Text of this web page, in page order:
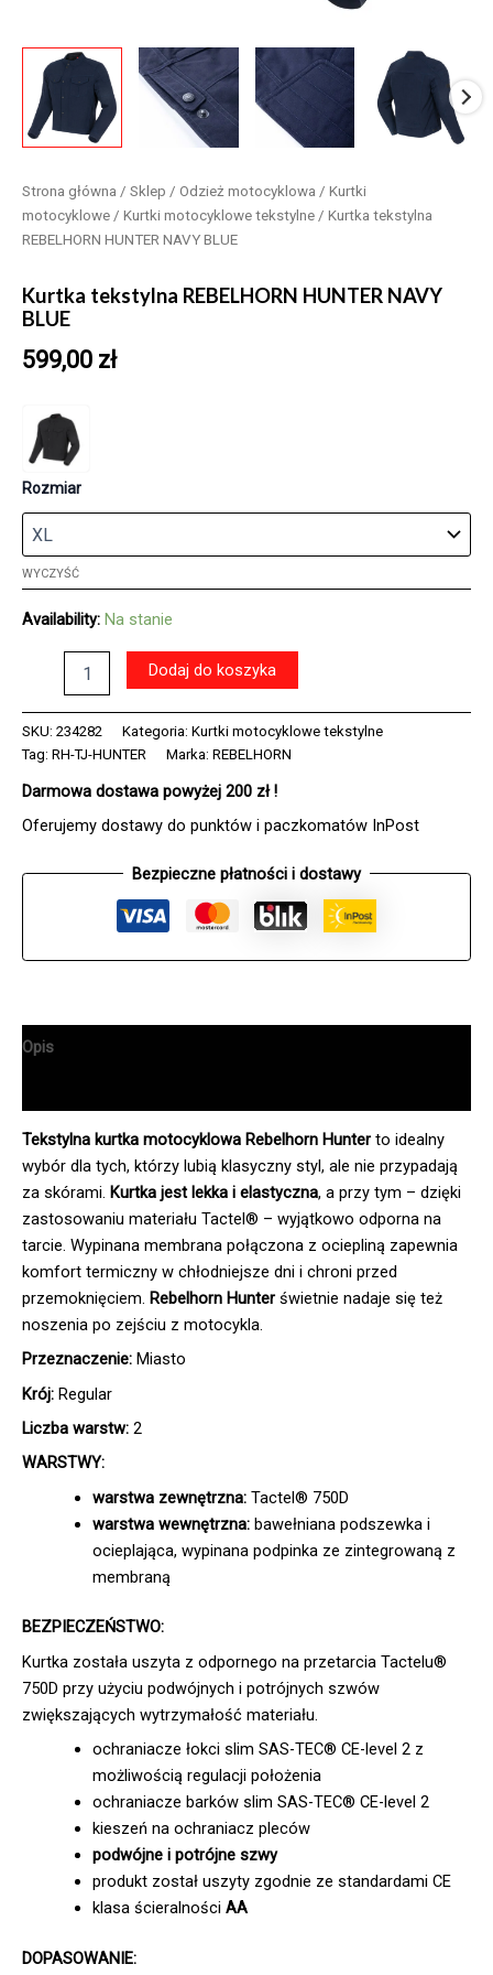
Strona główna / Sklep / Odzież motocyklowa / Kurtki
motocyklowe / Kurtki motocyklowe tekstylne / Kurtka tekstylna
REBELHORN HUNTER NAVY BLUE
Kurtka tekstylna REBELHORN HUNTER NAVY
BLUE
599,00 zł
Rozmiar
WYCZYŚĆ
Availability: Na stanie
REBELHORN
HUNTER
BLUE
Dodaj do koszyka
SKU: 234282 Kategoria: Kurtki motocyklowe tekstylne
Tag: RH-TJ-HUNTER Marka: REBELHORN
Darmowa dostawa powyżej 200 zł !
Oferujemy dostawy do punktów i paczkomatów InPost
Bezpieczne płatności i dostawy
Opis
Tekstylna kurtka motocyklowa Rebelhorn Hunter to idealny
wybór dla tych, którzy lubią klasyczny styl, ale nie przypadają
za skórami. Kurtka jest lekka i elastyczna, a przy tym – dzięki
zastosowaniu materiału Tactel® – wyjątkowo odporna na
tarcie. Wypinana membrana połączona z ociepliną zapewnia
komfort termiczny w chłodniejsze dni i chroni przed
przemoknięciem. Rebelhorn Hunter świetnie nadaje się też
noszenia po zejściu z motocykla.
Przeznaczenie: Miasto
Krój: Regular
Liczba warstw: 2
WARSTWY:
warstwa zewnętrzna: Tactel® 750D
warstwa wewnętrzna: bawełniana podszewka i
ocieplająca, wypinana podpinka ze zintegrowaną z
membraną
BEZPIECZEŃSTWO:
Kurtka została uszyta z odpornego na przetarcia Tactelu®
750D przy użyciu podwójnych i potrójnych szwów
zwiększających wytrzymałość materiału.
ochraniacze łokci slim SAS-TEC® CE-level 2 z
możliwością regulacji położenia
ochraniacze barków slim SAS-TEC® CE-level 2
kieszeń na ochraniacz pleców
podwójne i potrójne szwy
produkt został uszyty zgodnie ze standardami CE
klasa ścieralności AA
DOPASOWANIE: